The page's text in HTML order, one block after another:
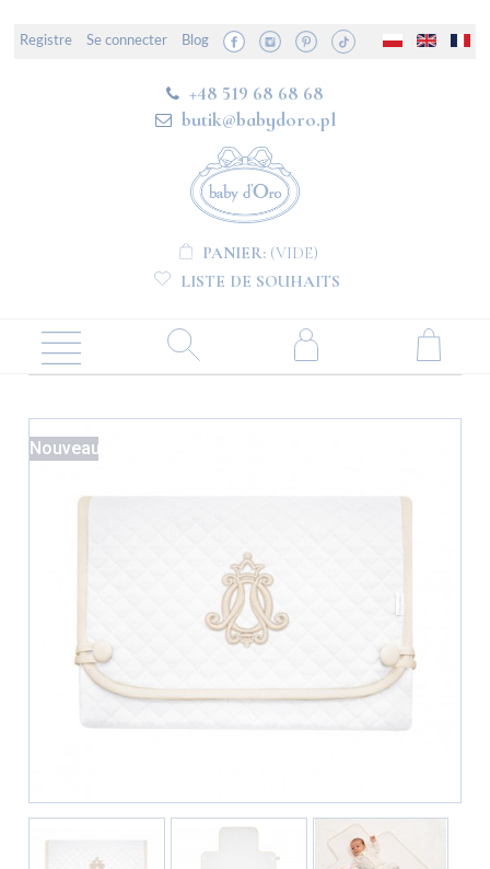
Registre Se connecter Blog
+48 519 68 68 68
butik@babydoro.pl
PANIER: (VIDE)
LISTE DE SOUHAITS
Nouveau